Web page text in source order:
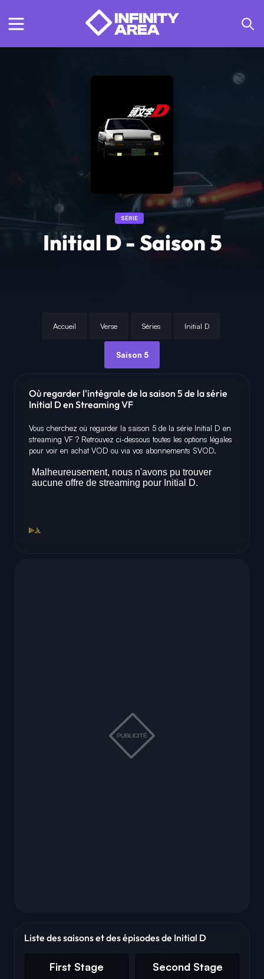
SÉRIE
Initial D - Saison 5
Accueil Verse Séries Initial D
Saison 5
Où regarder l'intégrale de la saison 5 de la série
Initial D en Streaming VF
Vous cherchez où regarder la saison 5 de la série Initial D en
streaming VF ? Retrouvez ci-dessous toutes les options légales
pour voir en achat VOD ou via vos abonnements SVOD.
Liste des saisons et des épisodes de Initial D
First Stage Second Stage